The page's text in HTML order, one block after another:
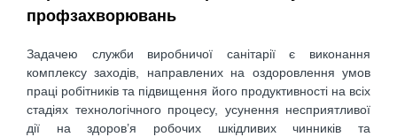
профзахворювань
Задачею служби виробничої санітарії є виконання
комплексу заходів, направлених на оздоровлення умов
праці робітників та підвищення його продуктивності на всіх
стадіях технологічного процесу, усунення несприятливої
дії на здоров’я робочих шкідливих чинників та